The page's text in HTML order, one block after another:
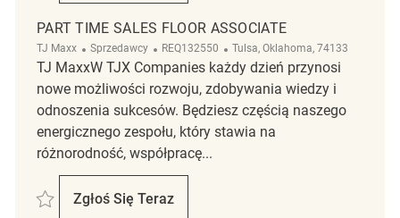
PART TIME SALES FLOOR ASSOCIATE
TJ Maxx Kategoria
Sprzedawcy ReqId
REQ132550 Lokalizacja
Tulsa, Oklahoma, 74133
TJ MaxxW TJX Companies każdy dzień przynosi
nowe możliwości rozwoju, zdobywania wiedzy i
odnoszenia sukcesów. Będziesz częścią naszego
energicznego zespołu, który stawia na
różnorodność, współpracę...
Zapisać Part Time Sales Floor Associate REQ132550
Zgłoś Się Teraz
Part Time Sales Floor Associate